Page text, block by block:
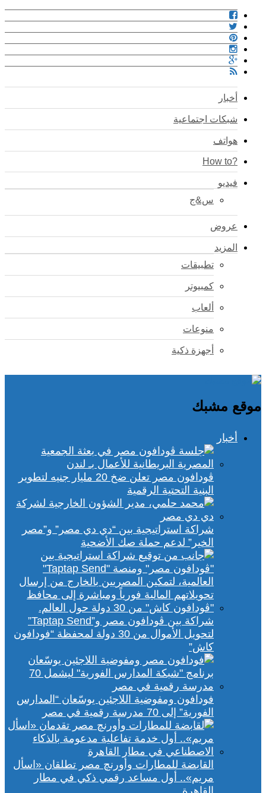
أخبار
شبكات اجتماعية
هواتف
?How to
فيديو
س&ج
عروض
المزيد
تطبيقات
كمبيوتر
ألعاب
منوعات
أجهزة ذكية
موقع مشبك
أخبار
ڤودافون مصر تعلن ضخ 20 مليار جنيه لتطوير
البنية التحتية الرقمية
شراكة استراتيجية بين “دي دي مصر” و”مصر
الخير” لدعم حملة صك الأضحية
شراكة بين ڤودافون مصر و”Taptap Send”
لتحويل الأموال من 30 دولة لمحفظة “فودافون
كاش”
فودافون ومفوضية اللاجئين يوسّعان “المدارس
الفورية” إلى 70 مدرسة رقمية في مصر
القابضة للمطارات وأورنچ مصر تطلقان «اسأل
مريم».. أول مساعد رقمي ذكي في مطار
القاهرة